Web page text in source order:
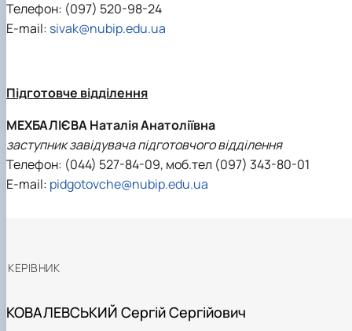
Телефон: (097) 520-98-24
E-mail: sivak@nubip.edu.ua
Підготовче відділення
МЕХБАЛІЄВА Наталія Анатоліївна
заступник завідувача підготовчого відділення
Телефон: (044) 527-84-09, моб.тел (097) 343-80-01
E-mail: pidgotovche@nubip.edu.ua
КЕРІВНИК
КОВАЛЕВСЬКИЙ Сергій Сергійович